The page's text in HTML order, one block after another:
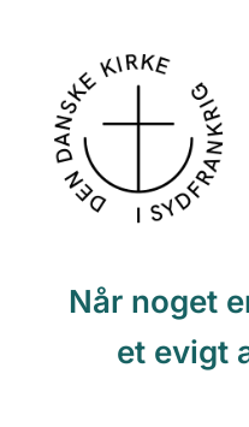
Når noget
et evigt